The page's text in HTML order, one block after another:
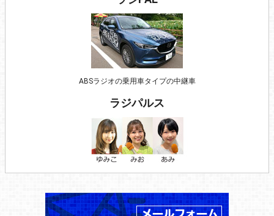
ABSラジオの乗用車タイプの中継車
ラジパルス